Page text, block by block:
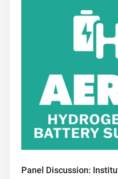
Panel Discussion: